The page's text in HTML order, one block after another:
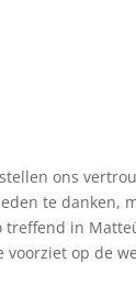
ons
te danken,
in
op de